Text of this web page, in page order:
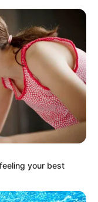
your best